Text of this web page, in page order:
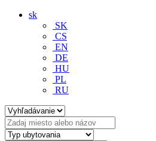
sk
SK
CS
EN
DE
HU
PL
RU